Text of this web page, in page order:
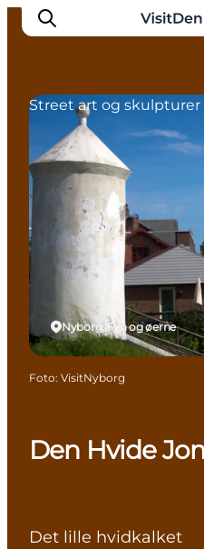
Inspiration
Destinationer
Oplevelser
Overnatning
Planlæg ferien
Den Hvide
Det lille hvidkalket
Nyborg, Fyn og øerne
Street art og skulpturer
Foto: VisitNyborg